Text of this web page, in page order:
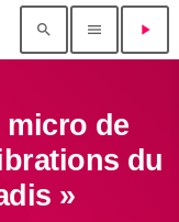
search menu play_arrow
micro de
du
»